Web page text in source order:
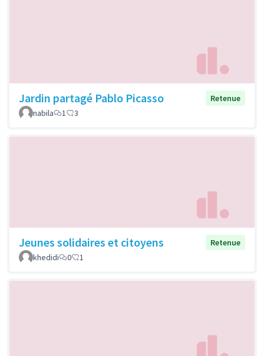
Jardin partagé Pablo Picasso
Retenue
nabila
1 3
Jeunes solidaires et citoyens
Retenue
khedidi
0 1